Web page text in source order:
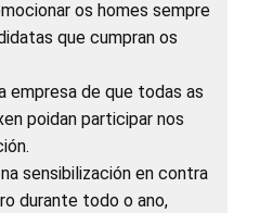
os homes sempre
que cumpran os
empresa de que todas as
poidan participar nos
sensibilización en contra
durante todo o ano,